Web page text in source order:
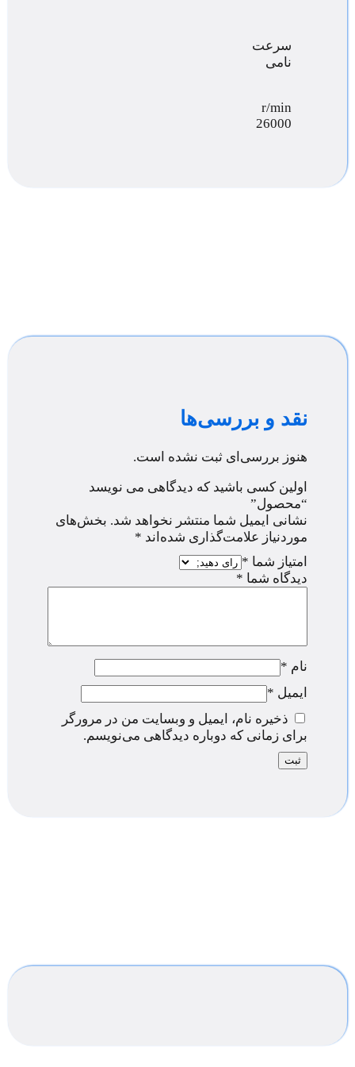
سرعت
نامی
r/min
26000
نقد و بررسی‌ها
هنوز بررسی‌ای ثبت نشده است.
اولین کسی باشید که دیدگاهی می نویسد
“محصول”
نشانی ایمیل شما منتشر نخواهد شد. بخش‌های
موردنیاز علامت‌گذاری شده‌اند *
امتیاز شما *
دیدگاه شما *
نام *
ایمیل *
ذخیره نام، ایمیل و وبسایت من در مرورگر
برای زمانی که دوباره دیدگاهی می‌نویسم.